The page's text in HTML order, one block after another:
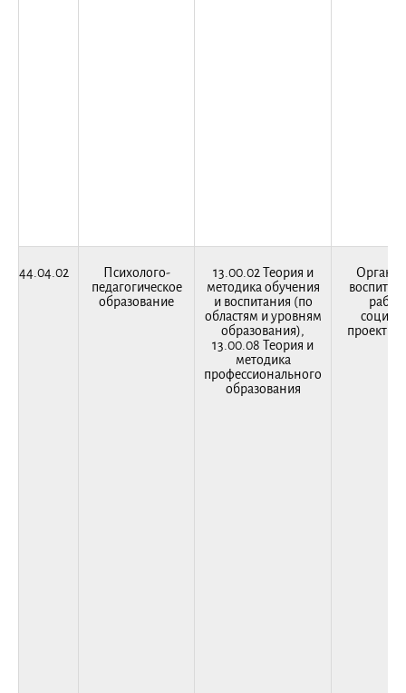
44.04.02
Психолого-
педагогическое
образование
13.00.02 Теория и
методика обучения
и воспитания (по
областям и уровням
образования),
13.00.08 Теория и
методика
профессионального
образования